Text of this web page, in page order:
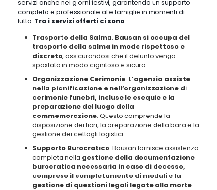
Organizzazione Cerimonie.L’agenzia assiste nella
pianificazione e nell’organizzazione di cerimonie funebri,
incluse le esequie e la preparazione del luogo della
commemorazione. Questo comprende la disposizione dei fiori,
la preparazione della bara e la gestione dei dettagli logistici.
Supporto Burocratico. Bausan fornisce assistenza completa
nellagestione della documentazione burocratica necessaria
in caso di decesso, compreso il completamento di moduli e la
gestione di questioni legali legate alla morte.
Questi servizi mirano ad alleviare il peso emotivo e pratico che le
famiglie devono affrontare durante un momento così difficile
assicurando che il processo funebre sia gestito con professionalità e
rispetto, anche durante i giorni festivi.
Servizio onoranze funebri aperto nei festivi
Milano: Per un supporto costante, chiama Bausan
al0239320318!
Come Funziona il Servizio Festivo